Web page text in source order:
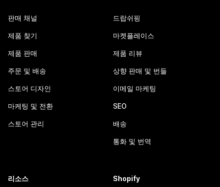
판매 채널
제품 찾기
제품 판매
주문 및 배송
스토어 디자인
마케팅 및 전환
스토어 관리
드랍쉬핑
마켓플레이스
제품 리뷰
상향 판매 및 번들
이메일 마케팅
SEO
배송
통화 및 번역
리소스 Shopify